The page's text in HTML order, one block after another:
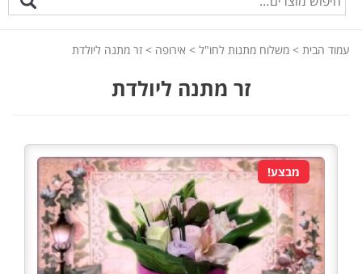
עמוד הבית > משלוח מתנות לחו"ל > אירופה > זר מתנה ליולדת
זר מתנה ליולדת
מבצע!